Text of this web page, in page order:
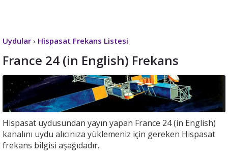
Uydular › Hispasat Frekans Listesi
France 24 (in English) Frekans
Hispasat uydusundan yayın yapan France 24 (in English)
kanalını uydu alıcınıza yüklemeniz için gereken Hispasat
frekans bilgisi aşağıdadır.